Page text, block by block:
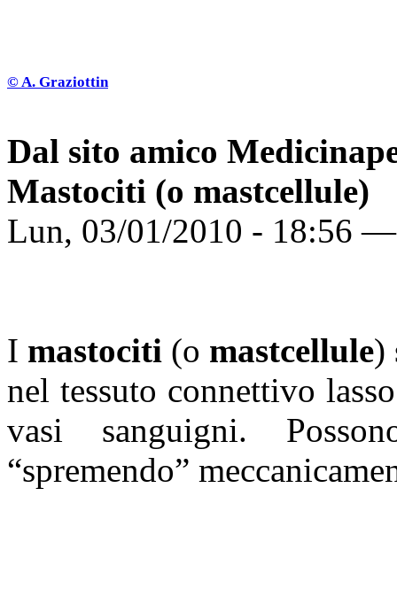
© A. Graziottin
Dal sito amico
Mastociti (o mastcellule)
Lun, 03/01/2010 - 18:56
I mastociti (o mastcellule)
nel tessuto connettivo
vasi sanguigni.
“spremendo”